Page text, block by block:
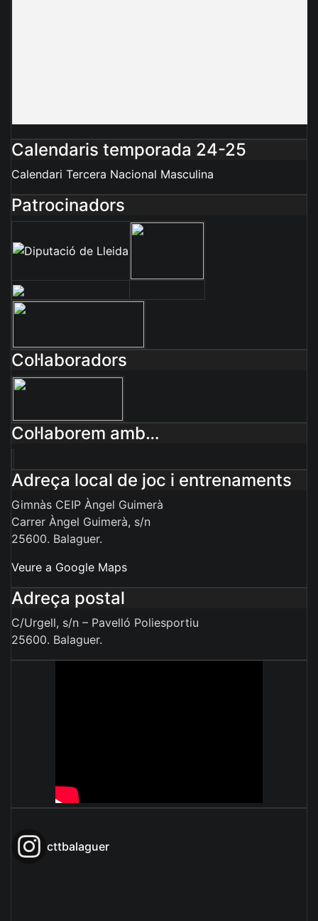
Calendaris temporada 24-25
Calendari Tercera Nacional Masculina
Patrocinadors
Col·laboradors
Col·laborem amb…
Adreça local de joc i entrenaments
Gimnàs CEIP Àngel Guimerà
Carrer Àngel Guimerà, s/n
25600. Balaguer.
Veure a Google Maps
Adreça postal
C/Urgell, s/n – Pavelló Poliesportiu
25600. Balaguer.
cttbalaguer